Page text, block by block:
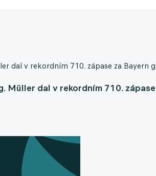
dal v rekordním 710. zápase za Bayern
Müller dal v rekordním 710.